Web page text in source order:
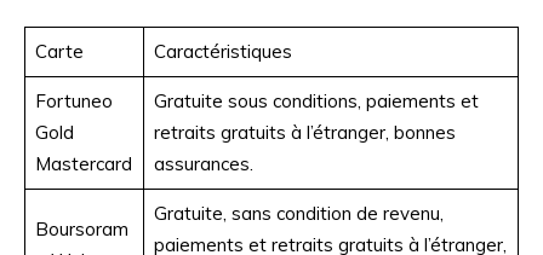
Carte Caractéristiques
Fortuneo
Gold
Mastercard
Gratuite sous conditions, paiements et
retraits gratuits à l’étranger, bonnes
assurances.
Boursoram
Gratuite, sans condition de revenu,
paiements et retraits gratuits à l’étranger,